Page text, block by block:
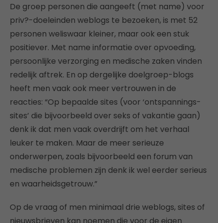
De groep personen die aangeeft (met name) voor
priv?-doeleinden weblogs te bezoeken, is met 52
personen weliswaar kleiner, maar ook een stuk
positiever. Met name informatie over opvoeding,
persoonlijke verzorging en medische zaken vinden
redelijk aftrek. En op dergelijke doelgroep-blogs
heeft men vaak ook meer vertrouwen in de
reacties: “Op bepaalde sites (voor ‘ontspannings-
sites’ die bijvoorbeeld over seks of vakantie gaan)
denk ik dat men vaak overdrijft om het verhaal
leuker te maken. Maar de meer serieuze
onderwerpen, zoals bijvoorbeeld een forum van
medische problemen zijn denk ik wel eerder serieus
en waarheidsgetrouw.”
Op de vraag of men minimaal drie weblogs, sites of
nieuwsbrieven kan noemen die voor de eigen